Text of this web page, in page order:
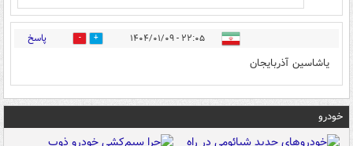
۲۲:۰۵ - ۱۴۰۴/۰۱/۰۹ 0 پاسخ
یاشاسین آذربایجان
خودرو